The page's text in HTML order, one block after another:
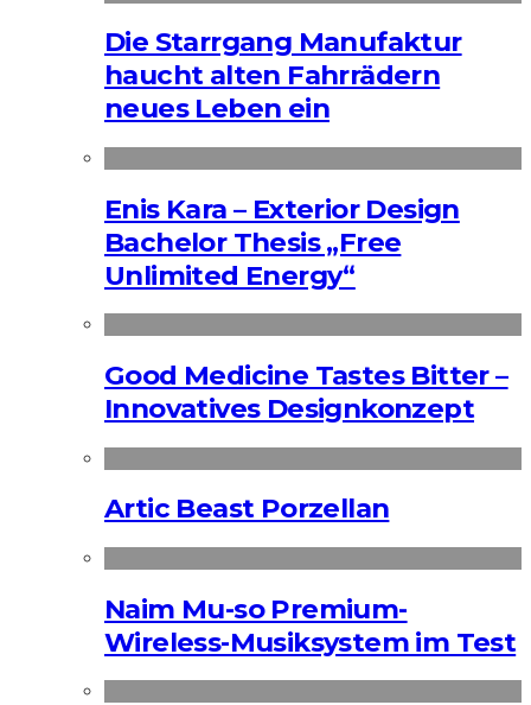
Die Starrgang Manufaktur
haucht alten Fahrrädern
neues Leben ein
Enis Kara – Exterior Design
Bachelor Thesis „Free
Unlimited Energy“
Good Medicine Tastes Bitter –
Innovatives Designkonzept
Artic Beast Porzellan
Naim Mu-so Premium-
Wireless-Musiksystem im Test